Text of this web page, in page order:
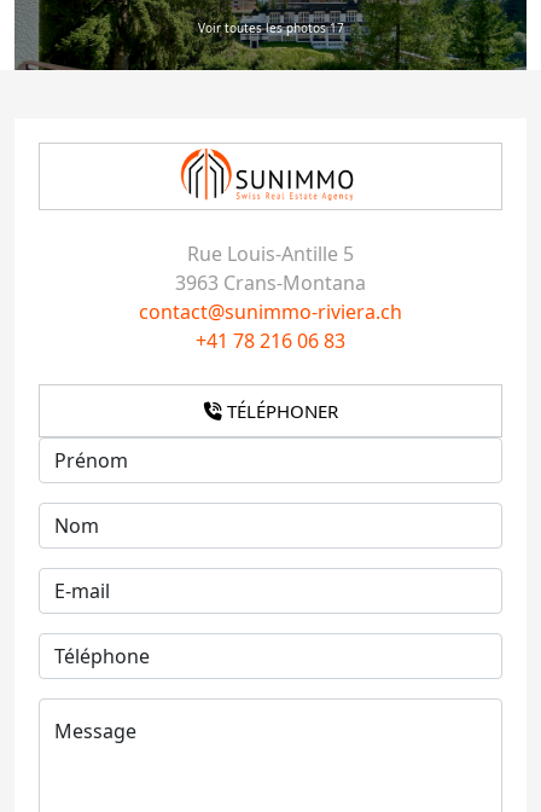
Voir toutes les photos 17
Rue Louis-Antille 5
3963 Crans-Montana
contact@sunimmo-riviera.ch
+41 78 216 06 83
TÉLÉPHONER